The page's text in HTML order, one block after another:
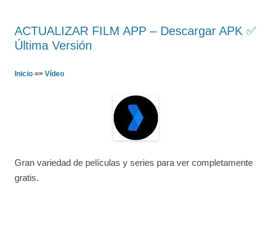
ACTUALIZAR FILM APP – Descargar APK ✅️
Última Versión
Inicio => Vídeo
Gran variedad de películas y series para ver completamente
gratis.